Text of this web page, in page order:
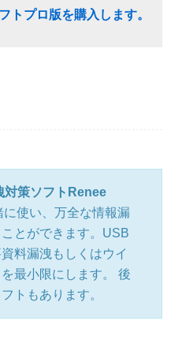
トプロ版を購入します。
対策ソフト Renee
に使い、万全な情報漏
とができます。USB
料漏洩もしくはウイ
最小限にします。 後
フトもあります。